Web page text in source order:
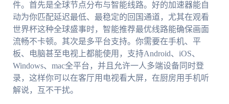
件。首先是全球节点分布与智能线路。好的加速器能自
动为你匹配延迟最低、最稳定的回国通道，尤其在观看
世界杯这种全球盛事时，智能推荐最优线路能确保画面
流畅不卡顿。其次是多平台支持。你需要在手机、平
板、电脑甚至电视上都能使用，支持Android、iOS、
Windows、mac全平台，并且允许一人多端设备同时登
录，这样你可以在客厅用电视看大屏，在厨房用手机听
解说，互不干扰。